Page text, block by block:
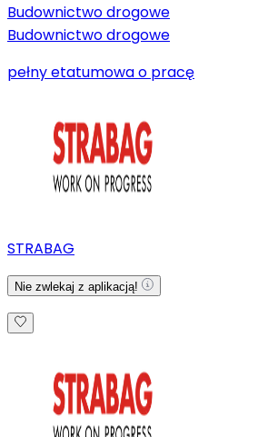
Budownictwo drogowe
Budownictwo drogowe
pełny etatumowa o pracę
STRABAG
Nie zwlekaj z aplikacją!